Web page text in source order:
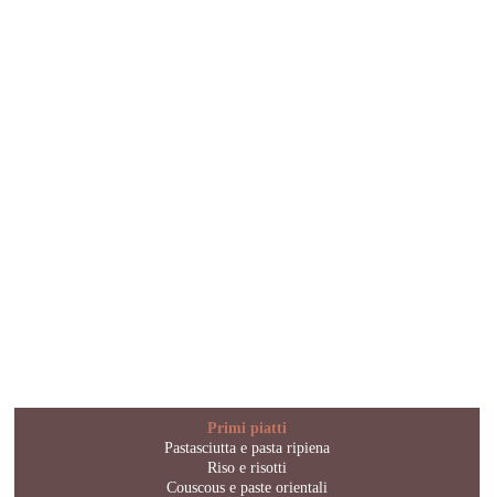
Primi piatti
Pastasciutta e pasta ripiena
Riso e risotti
Couscous e paste orientali